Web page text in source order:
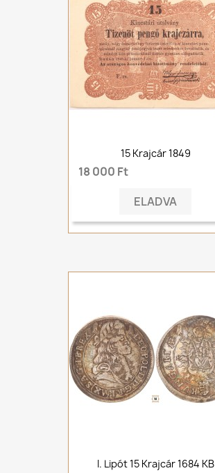
15 Krajcár 1849
18 000 Ft
ELADVA
I. Lipót 15 Krajcár 1684 KB